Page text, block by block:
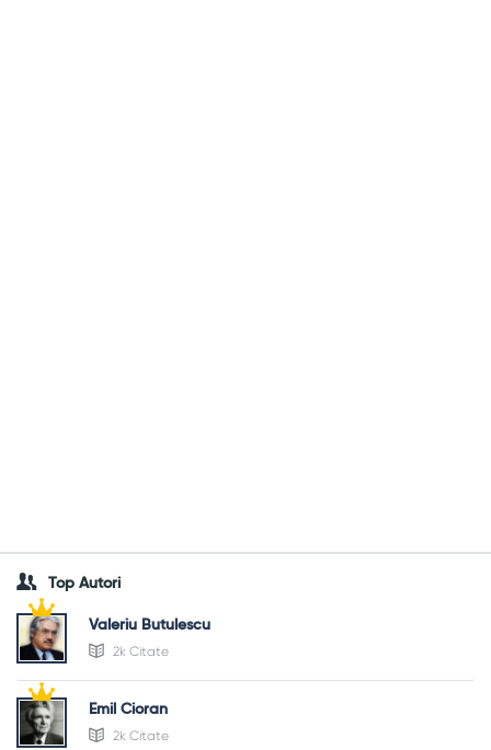
Top Autori
Valeriu Butulescu
2k Citate
Emil Cioran
2k Citate